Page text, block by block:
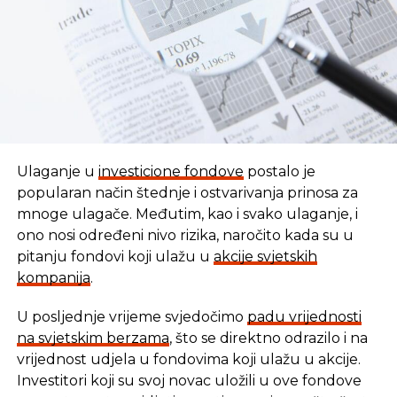
U vremenu kada tradicionalni oblici štednje nude
sve skromnije prinose, ovaj Fond se nameće kao
moderna alternativa svima koji žele da njihov novac
radi za njih, i da pritom podrže razvoj domaće
Ulaganje u investicione fondove postalo je
popularan način štednje i ostvarivanja prinosa za
mnoge ulagače. Međutim, kao i svako ulaganje, i
ono nosi određeni nivo rizika, naročito kada su u
pitanju fondovi koji ulažu u akcije svjetskih
kompanija.
U posljednje vrijeme svjedočimo padu vrijednosti
na svjetskim berzama, što se direktno odrazilo i na
vrijednost udjela u fondovima koji ulažu u akcije.
Investitori koji su svoj novac uložili u ove fondove